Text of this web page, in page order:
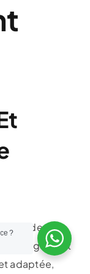
solides
Management
adaptée,
?